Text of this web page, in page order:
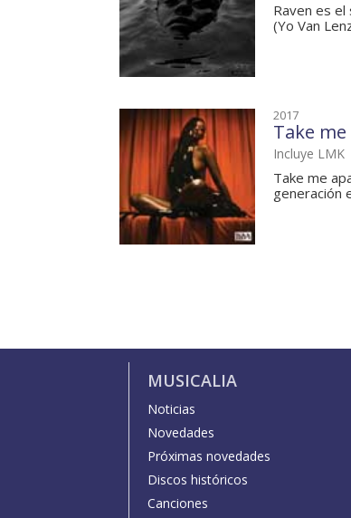
Raven es el
(Yo Van
2017
Take
Incluye LMK
Take me
generación
MUSICALIA
Noticias
Novedades
Próximas novedades
Discos históricos
Canciones